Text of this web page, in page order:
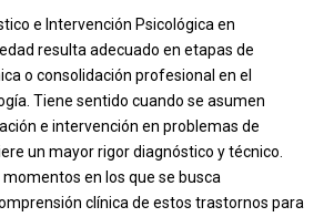
e Intervención Psicológica en
resulta adecuado en etapas de
o consolidación profesional en el
Tiene sentido cuando se asumen
e intervención en problemas de
un mayor rigor diagnóstico y técnico.
en los que se busca
clínica de estos trastornos para